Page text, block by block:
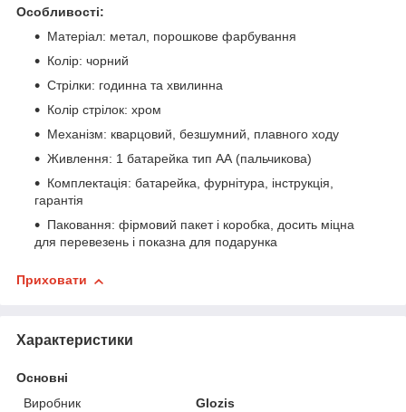
Особливості:
Матеріал: метал, порошкове фарбування
Колір: чорний
Стрілки: годинна та хвилинна
Колір стрілок: хром
Механізм: кварцовий, безшумний, плавного ходу
Живлення: 1 батарейка тип АА (пальчикова)
Комплектація: батарейка, фурнітура, інструкція,
гарантія
Паковання: фірмовий пакет і коробка, досить міцна
для перевезень і показна для подарунка
Приховати
Характеристики
Основні
Виробник
Glozis